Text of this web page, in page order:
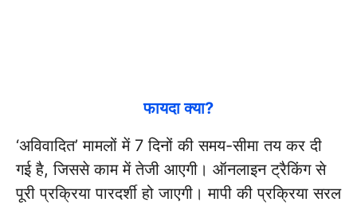
फायदा क्या?
‘अविवादित’ मामलों में 7 दिनों की समय-सीमा तय कर दी
गई है, जिससे काम में तेजी आएगी। ऑनलाइन ट्रैकिंग से
पूरी प्रक्रिया पारदर्शी हो जाएगी। मापी की प्रक्रिया सरल